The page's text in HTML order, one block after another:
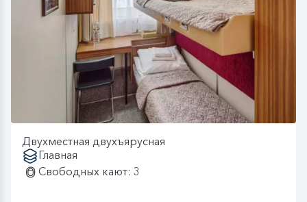
Двухместная двухъярусная
Главная
Свободных кают: 3